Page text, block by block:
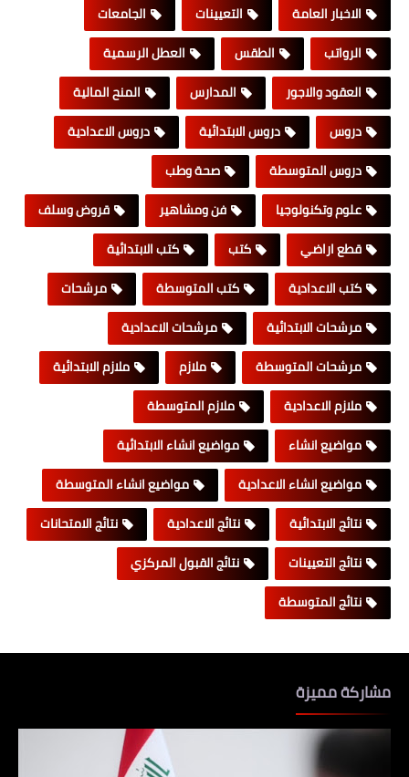
الاخبار العامة
التعيينات
الجامعات
الرواتب
الطقس
العطل الرسمية
العقود والاجور
المدارس
المنح المالية
دروس
دروس الابتدائية
دروس الاعدادية
دروس المتوسطة
صحة وطب
علوم وتكنولوجيا
فن ومشاهير
قروض وسلف
قطع اراضي
كتب
كتب الابتدائية
كتب الاعدادية
كتب المتوسطة
مرشحات
مرشحات الابتدائية
مرشحات الاعدادية
مرشحات المتوسطة
ملازم
ملازم الابتدائية
ملازم الاعدادية
ملازم المتوسطة
مواضيع انشاء
مواضيع انشاء الابتدائية
مواضيع انشاء الاعدادية
مواضيع انشاء المتوسطة
نتائج الابتدائية
نتائج الاعدادية
نتائج الامتحانات
نتائج التعيينات
نتائج القبول المركزي
نتائج المتوسطة
مشاركة مميزة